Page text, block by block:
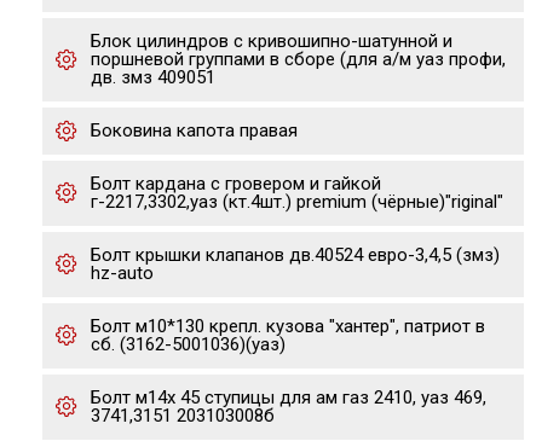
Блок цилиндров с кривошипно-шатунной и
поршневой группами в сборе (для а/м уаз профи,
дв. змз 409051
Боковина капота правая
Болт кардана с гровером и гайкой
г-2217,3302,уаз (кт.4шт.) premium (чёрные)"riginal"
Болт крышки клапанов дв.40524 евро-3,4,5 (змз)
hz-auto
Болт м10*130 крепл. кузова "хантер", патриот в
сб. (3162-5001036)(уаз)
Болт м14х 45 ступицы для ам газ 2410, уаз 469,
3741,3151 203103008б